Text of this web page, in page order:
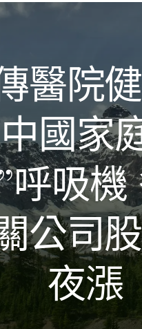
the Savara collection of
激盪
醫院
國家
呼吸機
公司
夜漲